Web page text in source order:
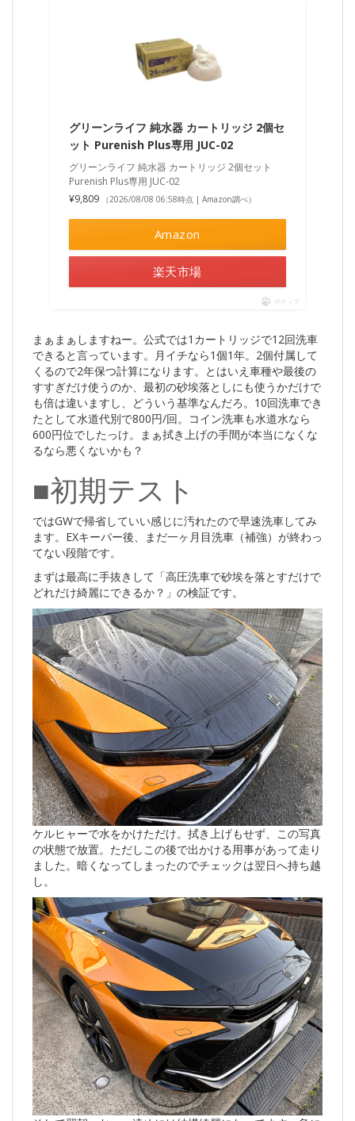
グリーンライフ 純水器 カートリッジ 2個セ
ット Purenish Plus専用 JUC-02
グリーンライフ 純水器 カートリッジ 2個セット
Purenish Plus専用 JUC-02
¥9,809
（2026/08/08 06:58時点 | Amazon調べ）
Amazon
楽天市場
ポチップ
まぁまぁしますねー。公式では1カートリッジで12回洗車
できると言っています。月イチなら1個1年。2個付属して
くるので2年保つ計算になります。とはいえ車種や最後の
すすぎだけ使うのか、最初の砂埃落としにも使うかだけで
も倍は違いますし、どういう基準なんだろ。10回洗車でき
たとして水道代別で800円/回。コイン洗車も水道水なら
600円位でしたっけ。まぁ拭き上げの手間が本当になくな
るなら悪くないかも？
■初期テスト
ではGWで帰省していい感じに汚れたので早速洗車してみ
ます。EXキーパー後、まだ一ヶ月目洗車（補強）が終わっ
てない段階です。
まずは最高に手抜きして「高圧洗車で砂埃を落とすだけで
どれだけ綺麗にできるか？」の検証です。
ケルヒャーで水をかけただけ。拭き上げもせず、この写真
の状態で放置。ただしこの後で出かける用事があって走り
ました。暗くなってしまったのでチェックは翌日へ持ち越
し。